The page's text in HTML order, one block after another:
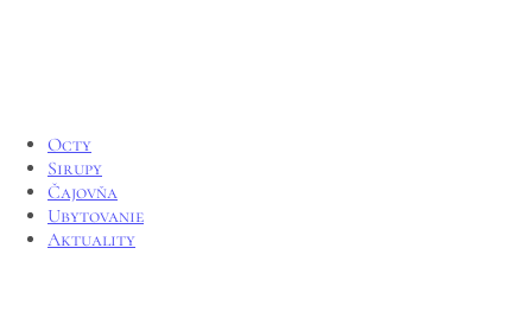
Octy
Sirupy
Čajovňa
Ubytovanie
Aktuality